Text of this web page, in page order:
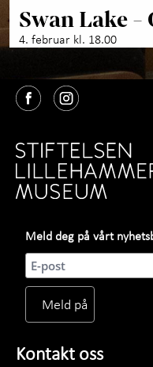
Swan Lake
4. februar kl. 18.00
Meld deg på vårt
Kontakt oss